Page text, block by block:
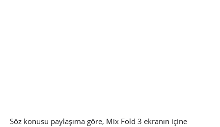
Söz konusu paylaşıma göre, Mix Fold 3 ekranın içine